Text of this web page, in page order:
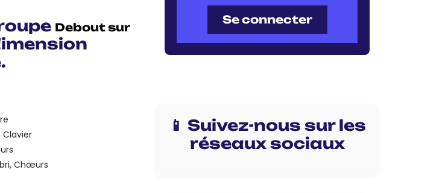
Debout sur
Clavier
Chœurs
Se connecter
📱 Suivez-nous sur les
réseaux sociaux